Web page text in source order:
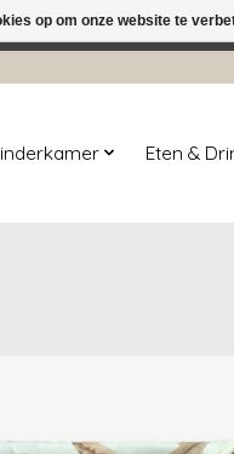
Eten &
op om onze website te
winkel is in aanbouw.